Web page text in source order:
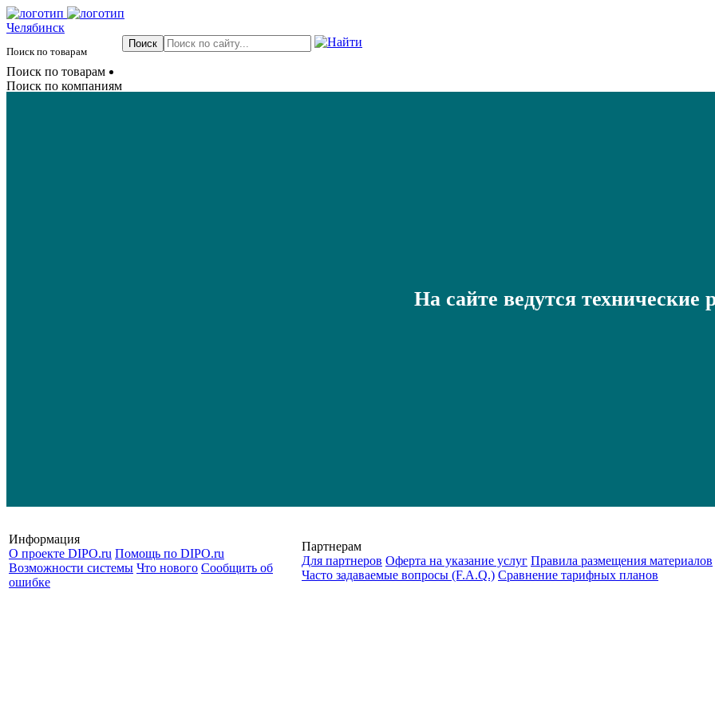
Челябинск
Поиск по товарам
Поиск по товарам
Поиск по компаниям
На сайте ведутся технические
Информация
О проекте DIPO.ru Помощь по DIPO.ru
Возможности системы Что нового Сообщить об
ошибке
Партнерам
Для партнеров Оферта на указание услуг Правила размещения материалов
Часто задаваемые вопросы (F.A.Q.) Cравнение тарифных планов